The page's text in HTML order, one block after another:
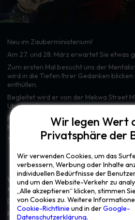
Neu im Zauberministerium!
Am 27. und 28. März erwartet Sie etwas
Zum ersten Mal besucht uns der
wird in die Tiefen Ihrer Gedanken
enthüllen.
Begleitet wird er von der Mekwa Street
Überraschungen sorgt.
Freuen Sie sich auf eine Begegnung
Momente, die sich kaum rational
Termine:
27. März | 17:00–22:00 Uhr
28. März | 11:00–16:00 Uhr
Wichtig: Die Shows finden direkt an
sind komplett kostenlos!
Die Plätze sind begrenzt – zögern Sie
Reservieren Sie jetzt einen Tisch und
Wir legen Wert
Privatsphäre der
Wir verwenden Cookies, um das
verbessern, Werbung oder Inhalte
individuellen Bedürfnisse der
und um den Website-Verkehr zu
„Alle akzeptieren“ klicken, stimmen
von Cookies zu. Weitere
Cookie-Richtlinie und in derGoogle-
Datenschutzerklärung.